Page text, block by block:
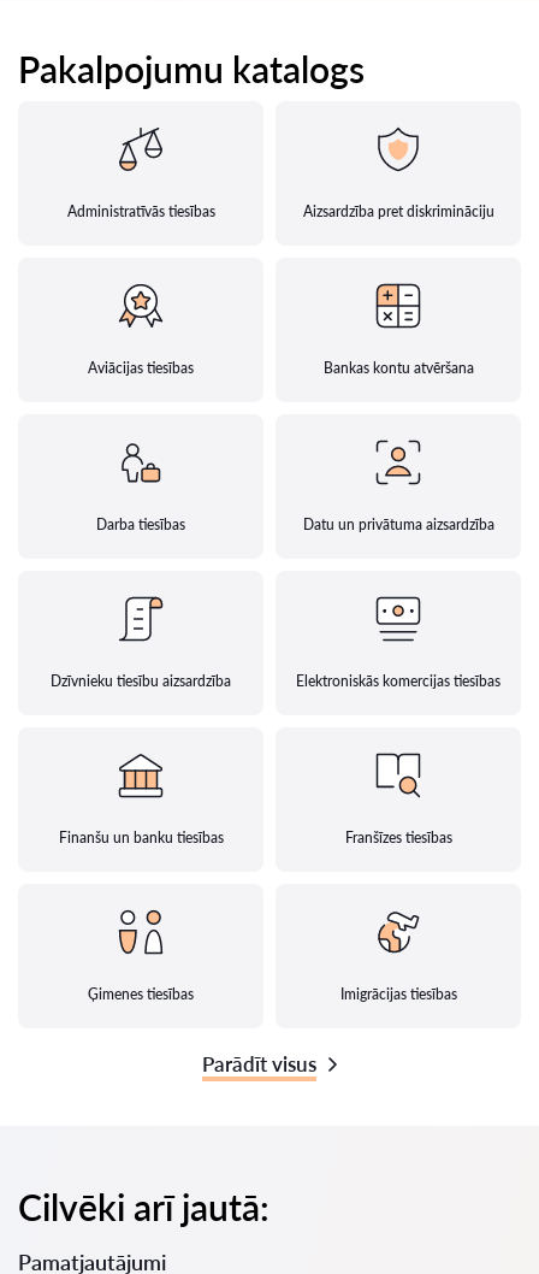
Pakalpojumu katalogs
Administratīvās tiesības Aizsardzība pret diskrimināciju
Aviācijas tiesības Bankas kontu atvēršana
Darba tiesības Datu un privātuma aizsardzība
Dzīvnieku tiesību aizsardzība Elektroniskās komercijas tiesības
Finanšu un banku tiesības Franšīzes tiesības
Ģimenes tiesības Imigrācijas tiesības
Parādīt visus
Cilvēki arī jautā:
Pamatjautājumi